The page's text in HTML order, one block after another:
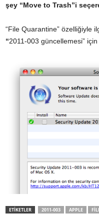
şey “Move to Trash”i
“File Quarantine” özelliğiyle
“2011-003 güncellemesi”
ETİKETLER 2011-003 APPLE